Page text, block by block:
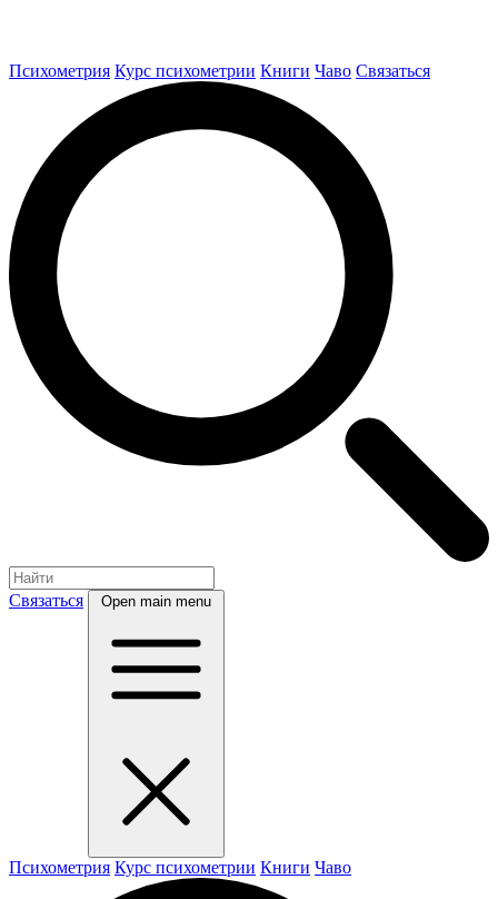
Психометрия Курс психометрии Книги Чаво Связаться
Связаться Open main menu
Психометрия Курс психометрии Книги Чаво